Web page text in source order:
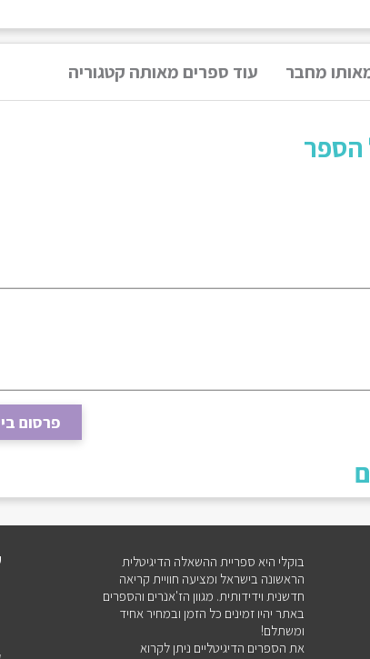
מחבר עוד ספרים מאותה קטגוריה
הספר
פרסום
בוקלי היא ספריית ההשאלה הדיגיטלית
הראשונה בישראל ומציעה חוויית קריאה
חדשנית וידידותית. מגוון הז'אנרים והספרים
באתר יהיו זמינים כל הזמן ובמחיר אחיד
ומשתלם!
את הספרים הדיגיטליים ניתן לקרוא